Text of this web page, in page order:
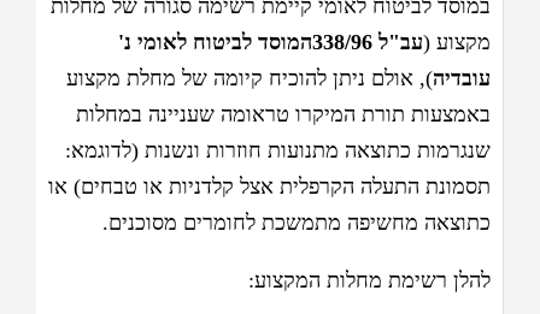
במוסד לביטוח לאומי קיימת רשימה סגורה של מחלות
מקצוע (עב"ל 338/96
המוסד לביטוח לאומי נ'
עובדיה), אולם ניתן להוכיח קיומה של מחלת מקצוע
באמצעות תורת המיקרו טראומה שעניינה במחלות
שנגרמות כתוצאה מתנועות חוזרות ונשנות (לדוגמא:
תסמונת התעלה הקרפלית אצל קלדניות או טבחים) או
כתוצאה מחשיפה מתמשכת לחומרים מסוכנים.
להלן רשימת מחלות המקצוע: